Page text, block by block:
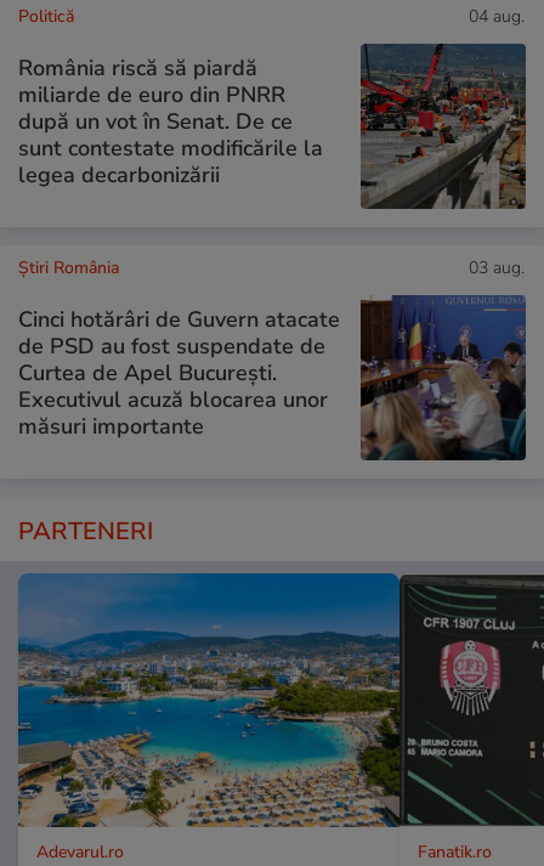
Politică 04 aug.
România riscă să piardă
miliarde de euro din PNRR
după un vot în Senat. De ce
sunt contestate modificările la
legea decarbonizării
Știri România 03 aug.
Cinci hotărâri de Guvern atacate
de PSD au fost suspendate de
Curtea de Apel București.
Executivul acuză blocarea unor
măsuri importante
PARTENERI
Adevarul.ro Fanatik.ro